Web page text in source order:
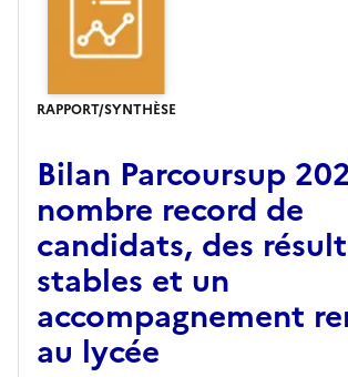
RAPPORT/SYNTHÈSE
Bilan Parcoursup
nombre record de
candidats, des
stables et un
accompagnement
au lycée